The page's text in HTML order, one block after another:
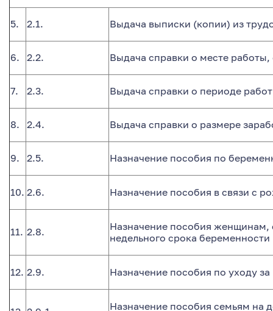
5. 2.1. Выдача выписки (копии) из
6. 2.2. Выдача справки о месте
7. 2.3. Выдача справки о периоде
8. 2.4. Выдача справки о размере
9. 2.5. Назначение пособия по
10. 2.6. Назначение пособия в связи с
11. 2.8.
Назначение пособия женщинам,
недельного срока беременности
12. 2.9. Назначение пособия по уходу
Назначение пособия семьям на